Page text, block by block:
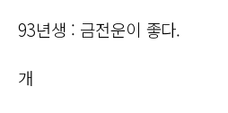
93년생 : 금전운이 좋다.
개